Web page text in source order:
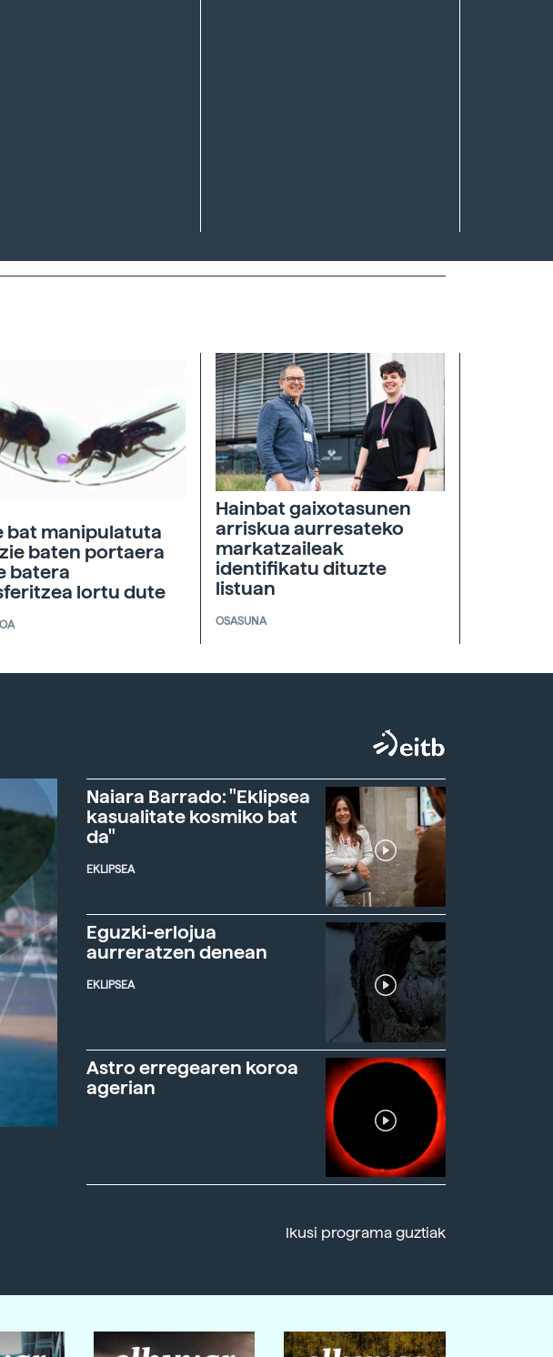
bat manipulatuta
baten portaera
batera
lortu dute
Hainbat gaixotasunen
arriskua aurresateko
markatzaileak
identifikatu dituzte
listuan
OSASUNA
Naiara Barrado: "Eklipsea
kasualitate kosmiko bat
da"
EKLIPSEA
Eguzki-erlojua
aurreratzen denean
EKLIPSEA
Astro erregearen koroa
agerian
Ikusi programa guztiak